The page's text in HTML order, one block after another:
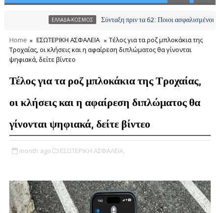
ΕΛΛΑΔΑ-ΚΟΣΜΟΣ Σύνταξη πριν τα 62: Ποιοι ασφαλισμένοι μπορούν
Home ΕΣΩΤΕΡΙΚΗ ΑΣΦΑΛΕΙΑ
Τέλος για τα ροζ μπλοκάκια της
Τροχαίας, οι κλήσεις και η αφαίρεση διπλώματος θα γίνονται
ψηφιακά, δείτε βίντεο
Τέλος για τα ροζ μπλοκάκια της Τροχαίας,
οι κλήσεις και η αφαίρεση διπλώματος θα
γίνονται ψηφιακά, δείτε βίντεο
month ago ΕΣΩΤΕΡΙΚΗ ΑΣΦΑΛΕΙΑ,